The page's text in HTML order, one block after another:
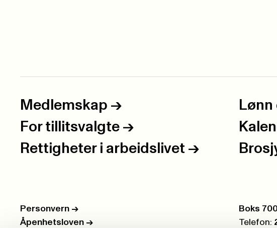
Medlemskap ->
For tillitsvalgte ->
Rettigheter i arbeidslivet ->
Personvern ->
Åpenhetsloven ->
Boks
Telefon: